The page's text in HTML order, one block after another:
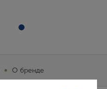
О бренде